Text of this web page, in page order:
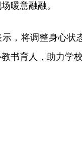
暖意融融。
示，将调整身心状
书育人，助力学